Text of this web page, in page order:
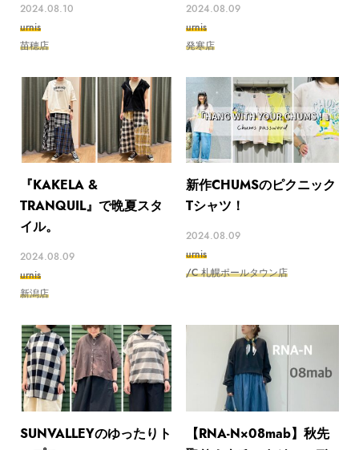
2024.08.10
urnis
苗穂店
2024.08.09
urnis
発寒店
『KAKELA &
TRANQUIL』で晩夏スタ
イル。
2024.08.09
urnis
新潟店
新作CHUMSのピクニック
Tシャツ！
2024.08.09
urnis
/C 札幌ポールタウン店
SUNVALLEYのゆったりト
【RNA-N×08mab】秋先